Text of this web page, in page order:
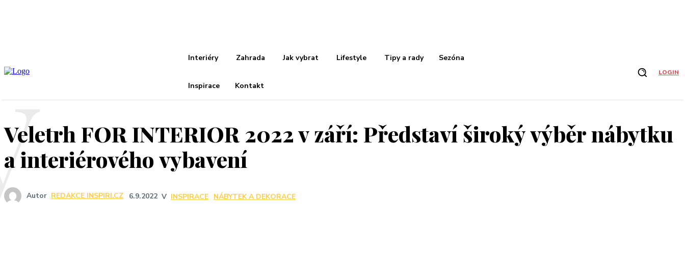
Interiéry Zahrada Jak vybrat Lifestyle Tipy a rady Sezóna
Inspirace Kontakt
LOGIN
Veletrh FOR INTERIOR 2022 v září: Představí široký výběr nábytku
a interiérového vybavení
Autor REDAKCE INSPIRI.CZ 6.9.2022 V INSPIRACE NÁBYTEK A DEKORACE